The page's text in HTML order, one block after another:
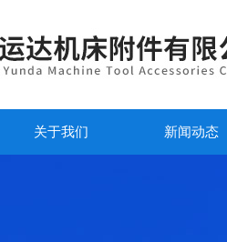
关于我们 新闻动态